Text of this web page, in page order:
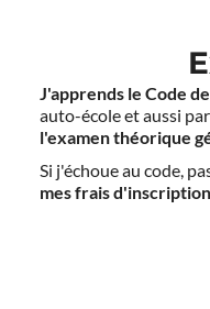
J'apprends le Code
auto-école et aussi
l'examen théorique
Si j'échoue au code,
mes frais d'inscription